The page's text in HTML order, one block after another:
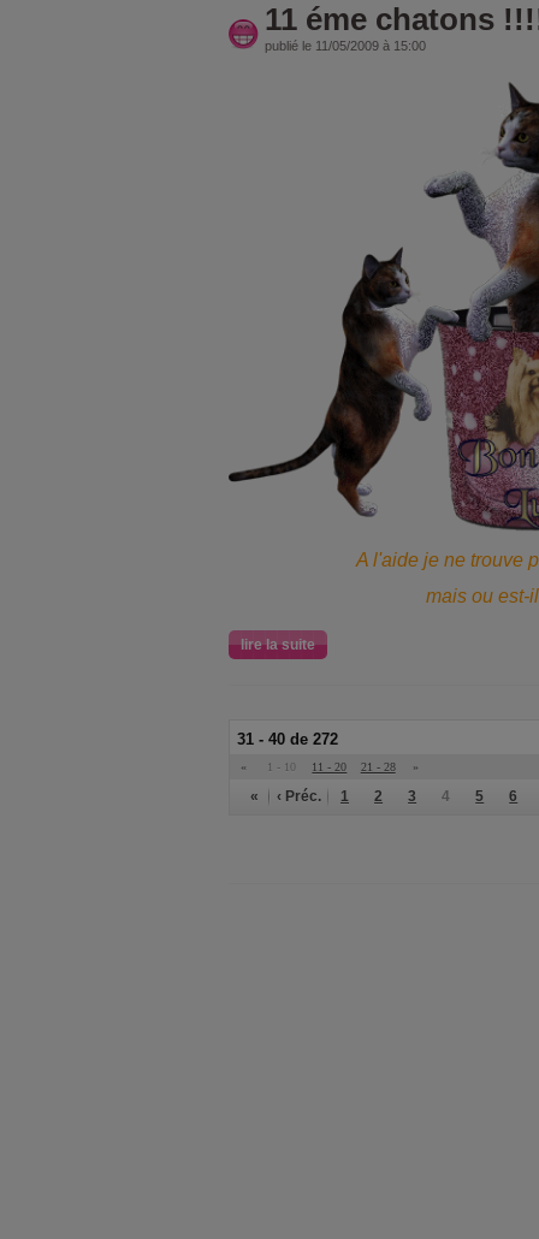
11 éme chatons
publié le 11/05/2009 à 15:00
A l'aide je ne trouve
mais ou est-
lire la suite
31 - 40 de 272
« 1 - 10 11 - 20 21 - 28 »
« ‹ Préc. 1 2 3 4 5 6